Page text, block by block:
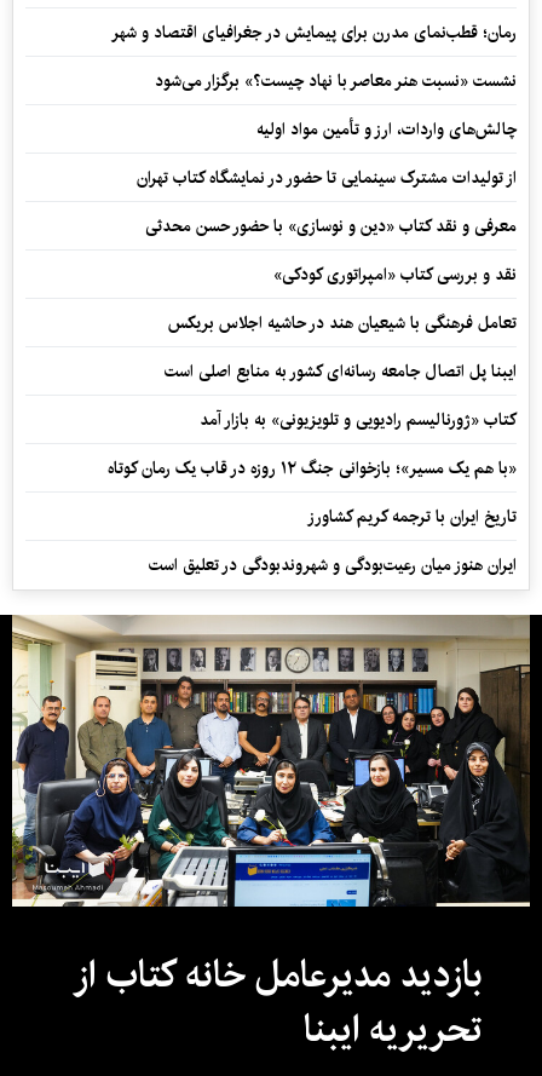
رمان؛ قطب‌نمای مدرن برای پیمایش در جغرافیای اقتصاد و شهر
نشست «نسبت هنر معاصر با نهاد چیست؟» برگزار می‌شود
چالش‌های واردات، ارز و تأمین مواد اولیه
از تولیدات مشترک سینمایی تا حضور در نمایشگاه کتاب تهران
معرفی و نقد کتاب «دین و نوسازی» با حضور حسن محدثی
نقد و بررسی کتاب «امپراتوری کودکی»
تعامل فرهنگی با شیعیان هند در حاشیه اجلاس بریکس
ایبنا پل اتصال جامعه رسانه‌ای کشور به منابع اصلی است
کتاب «ژورنالیسم رادیویی و تلویزیونی» به بازار آمد
«با هم یک مسیر»؛ بازخوانی جنگ ۱۲ روزه در قاب یک رمان کوتاه
تاریخ ایران با ترجمه کریم کشاورز
ایران هنوز میان رعیت‌بودگی و شهروندبودگی در تعلیق است
بازدید مدیرعامل خانه کتاب از
تحریریه ایبنا